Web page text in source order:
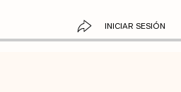
INICIAR SESIÓN